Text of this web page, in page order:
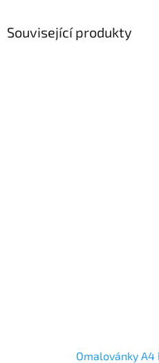
Související produkty
Omalovánky A4